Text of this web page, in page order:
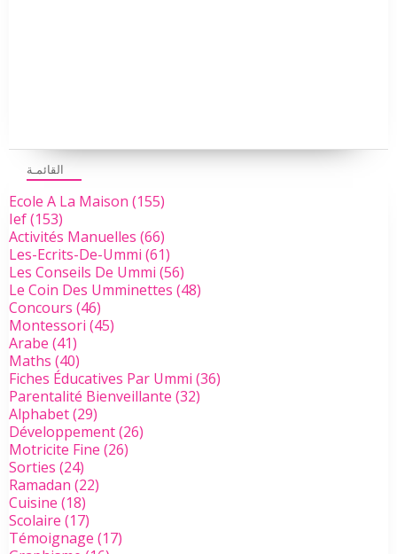
القائمـة
Ecole A La Maison (155)
Ief(153)
Activités Manuelles (66)
Les-Ecrits-De-Ummi (61)
Les Conseils De Ummi (56)
Le Coin Des Umminettes (48)
Concours (46)
Montessori (45)
Arabe (41)
Maths (40)
Fiches Éducatives Par Ummi (36)
Parentalité Bienveillante (32)
Alphabet(29)
Développement(26)
Motricite Fine (26)
Sorties (24)
Ramadan (22)
Cuisine (18)
Scolaire (17)
Témoignage (17)